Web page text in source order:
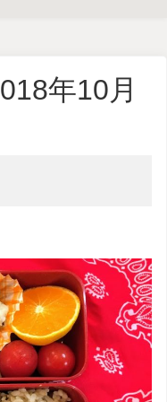
年10月